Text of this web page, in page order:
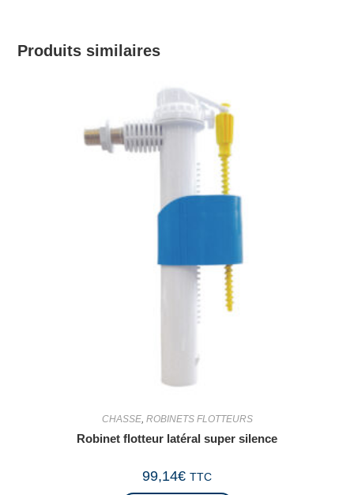
Produits similaires
CHASSE, ROBINETS FLOTTEURS
Robinet flotteur latéral super silence
99,14€ TTC